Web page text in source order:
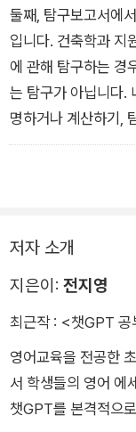
둘째, 탐구보고서에
입니다. 건축학과 지
에 관해 탐구하는 경
는 탐구가 아닙니다.
명하거나 계산하기,
를 해결하는 등 플러
재 배우고 있는 수학
저자 소개
지은이: 전지영
최근작 : <챗GPT 공
영어교육을 전공한
서 학생들의 영어 에
챗GPT를 본격적으